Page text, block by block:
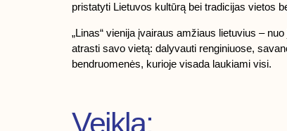
pristatyti Lietuvos kultūrą bei tradicijas vietos
„Linas“ vienija įvairaus amžiaus lietuvius –
atrasti savo vietą: dalyvauti renginiuose,
bendruomenės, kurioje visada laukiami visi.
Veikla: